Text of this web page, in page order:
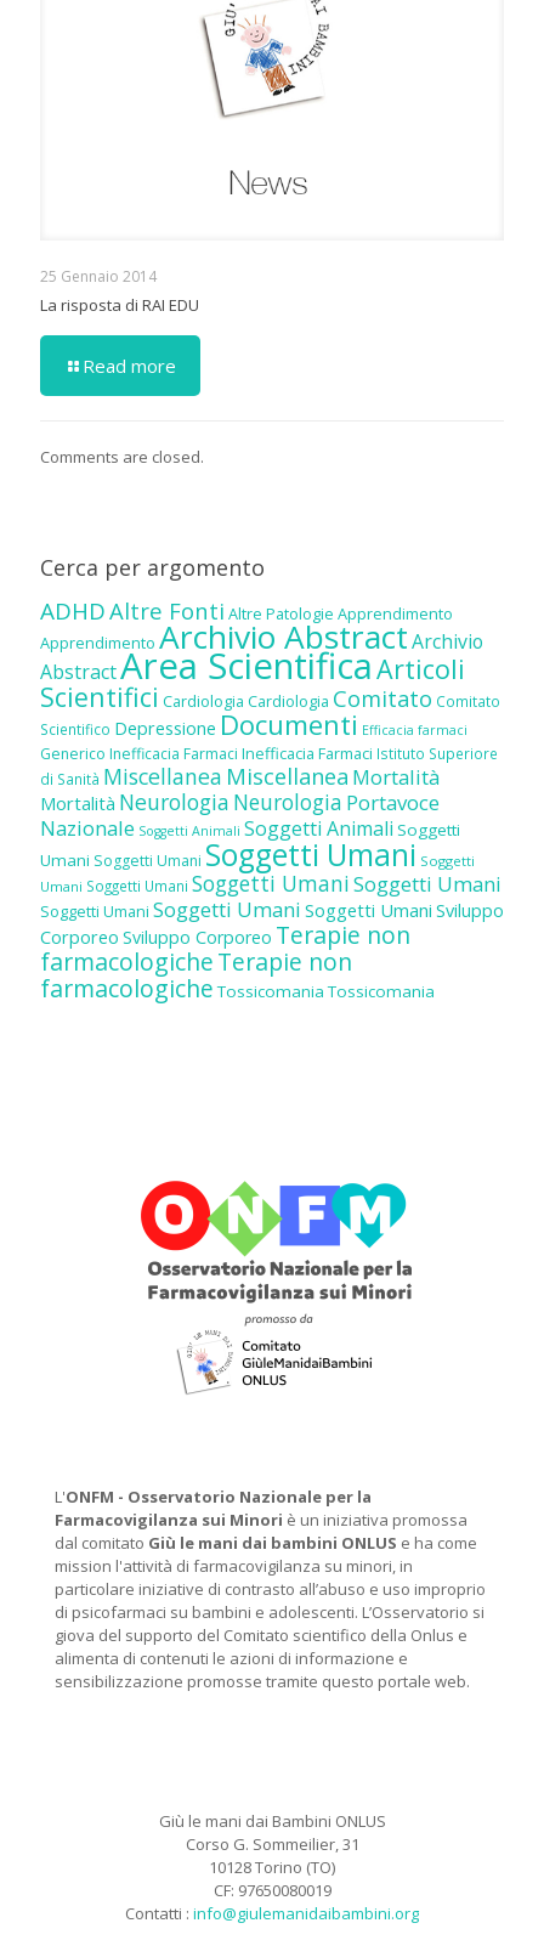
25 Gennaio 2014
La risposta di RAI EDU
Read more
Comments are closed.
Cerca per argomento
ADHDAltre Fonti Altre Patologie Apprendimento
Apprendimento Archivio AbstractArchivio
AbstractArea ScientificaArticoli
Scientifici Cardiologia Cardiologia Comitato Comitato
Scientifico Depressione Documenti Efficacia farmaci
Generico Inefficacia Farmaci Inefficacia Farmaci Istituto Superiore
di Sanità Miscellanea Miscellanea Mortalità
Mortalità Neurologia Neurologia Portavoce
Nazionale Soggetti Animali Soggetti Animali Soggetti
Umani Soggetti Umani Soggetti Umani Soggetti
Umani Soggetti Umani Soggetti UmaniSoggetti Umani
Soggetti Umani Soggetti Umani Soggetti Umani Sviluppo
Corporeo Sviluppo Corporeo Terapie non
farmacologicheTerapie non
farmacologiche Tossicomania Tossicomania
L'ONFM - Osservatorio Nazionale per la
Farmacovigilanza sui Minori è un iniziativa promossa
dal comitato Giù le mani dai bambini ONLUS e ha come
mission l'attività di farmacovigilanza su minori, in
particolare iniziative di contrasto all’abuso e uso improprio
di psicofarmaci su bambini e adolescenti. L’Osservatorio si
giova del supporto del Comitato scientifico della Onlus e
alimenta di contenuti le azioni di informazione e
sensibilizzazione promosse tramite questo portale web.
Giù le mani dai Bambini ONLUS
Corso G. Sommeilier, 31
10128 Torino (TO)
CF: 97650080019
Contatti : info@giulemanidaibambini.org